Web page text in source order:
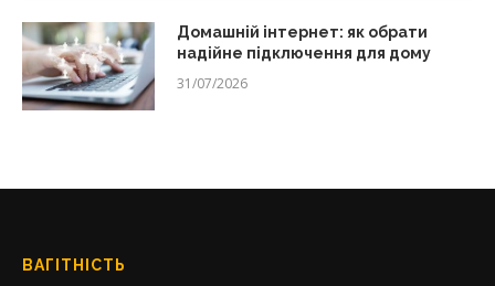
Домашній інтернет: як обрати
надійне підключення для дому
31/07/2026
ВАГІТНІСТЬ